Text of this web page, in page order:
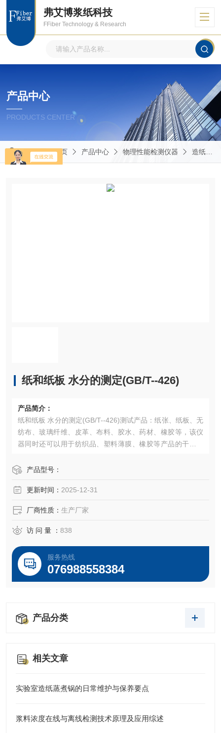
弗艾博浆纸科技
FFiber Technology & Research
产品中心
PRODUCTS CENTER
当前位置：首页 产品中心 物理性能检测仪器 造纸包装物理性能的测定
纸和纸板 水分的测定(GB/T--426)
产品简介：
纸和纸板 水分的测定(GB/T--426)测试产品：纸张、纸板、无
纺布、玻璃纤维、皮革、布料、胶水、药材、橡胶等，该仪
器同时还可以用于纺织品、塑料薄膜、橡胶等产品的干燥。
产企业等等检测产品质量的理想检测工具。
产品型号：
更新时间： 2025-12-31
厂商性质： 生产厂家
访 问 量 ： 838
服务热线
076988558384
产品分类
相关文章
实验室造纸蒸煮锅的日常维护与保养要点
浆料浓度在线与离线检测技术原理及应用综述